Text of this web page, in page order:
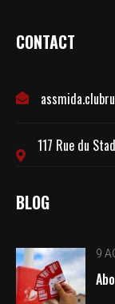
CONTACT
117 Rue du
BLOG
9